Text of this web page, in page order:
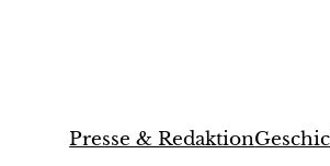
Presse & Redaktion